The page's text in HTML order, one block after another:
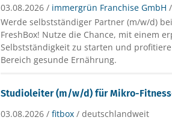
03.08.2026 / immergrün Franchise GmbH
Werde selbstständiger Partner (m/w/d)
FreshBox! Nutze die Chance, mit einem
Selbstständigkeit zu starten und
Bereich gesunde Ernährung.
Studioleiter (m/w/d) für Mikro-
03.08.2026 /fitbox / deutschlandweit